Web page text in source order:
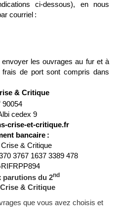
ci-dessous), en nous
courriel :
les ouvrages au fur et à
de port sont compris dans
& Critique
90054
cedex 9
crise-et-critique.fr
bancaire :
& Critique
3767 1637 3389 478
parutions du 2nd
& Critique
que vous avez choisis et